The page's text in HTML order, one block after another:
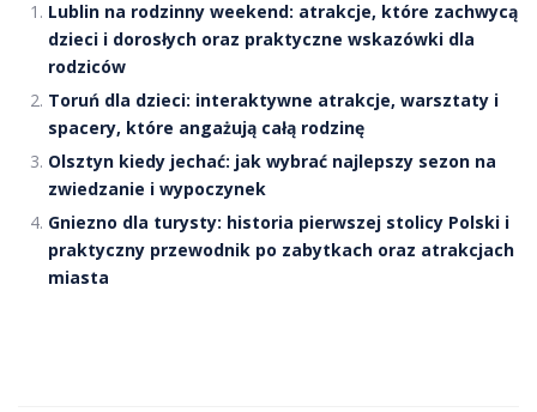
Lublin na rodzinny weekend: atrakcje, które zachwycą
dzieci i dorosłych oraz praktyczne wskazówki dla
rodziców
Toruń dla dzieci: interaktywne atrakcje, warsztaty i
spacery, które angażują całą rodzinę
Olsztyn kiedy jechać: jak wybrać najlepszy sezon na
zwiedzanie i wypoczynek
Gniezno dla turysty: historia pierwszej stolicy Polski i
praktyczny przewodnik po zabytkach oraz atrakcjach
miasta